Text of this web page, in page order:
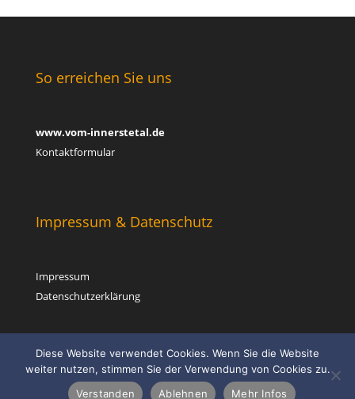
So erreichen Sie uns
www.vom-innerstetal.de
Kontaktformular
Impressum & Datenschutz
Impressum
Datenschutzerklärung
© 2025 www.vom-innerstetal.de
Diese Website verwendet Cookies. Wenn Sie die Website
weiter nutzen, stimmen Sie der Verwendung von Cookies zu.
Verstanden
Ablehnen Mehr Infos